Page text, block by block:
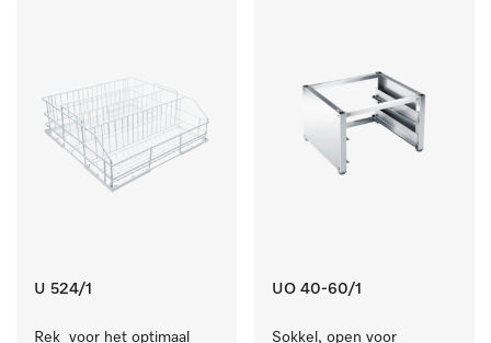
U 524/1
Rek  voor het optimaal
UO 40-60/1
Sokkel, open voor